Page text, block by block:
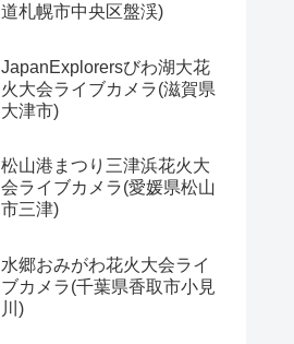
道札幌市中央区盤渓)
JapanExplorersびわ湖大花
火大会ライブカメラ(滋賀県
大津市)
松山港まつり三津浜花火大
会ライブカメラ(愛媛県松山
市三津)
水郷おみがわ花火大会ライ
ブカメラ(千葉県香取市小見
川)